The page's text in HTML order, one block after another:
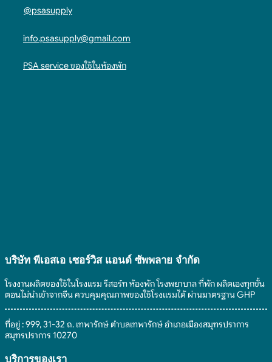
@psasupply
info.psasupply@gmail.com
PSA service ของใช้ในห้องพัก
บริษัท พีเอสเอ เซอร์วิส แอนด์ ซัพพลาย จํากัด
โรงงานผลิตของใช้ในโรงแรม รีสอร์ท ห้องพัก โรงพยาบาล ที่พัก ผลิตเองทุกขั้น
ตอนไม่นำเข้าจากจีน ควบคุมคุณภาพของใช้โรงแรมได้ ผ่านมาตรฐาน GHP
ที่อยู่ : 999, 31-32 ถ. เทพารักษ์ ตำบลเทพารักษ์ อำเภอเมืองสมุทรปราการ
สมุทรปราการ 10270
บริการของเรา